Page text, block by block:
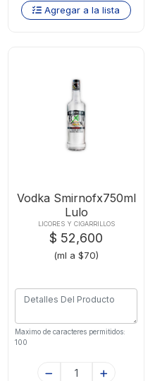
Agregar a la lista
Vodka Smirnofx750ml
Lulo
LICORES Y CIGARRILLOS
$ 52,600
(ml a $70)
Maximo de caracteres permitidos:
100